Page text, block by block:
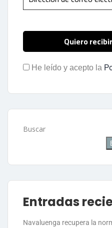
He leído y acepto la
Buscar
Entradas
Navaluenga recupera la